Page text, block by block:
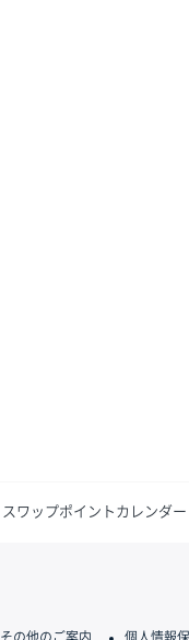
スワップポイントカレンダー